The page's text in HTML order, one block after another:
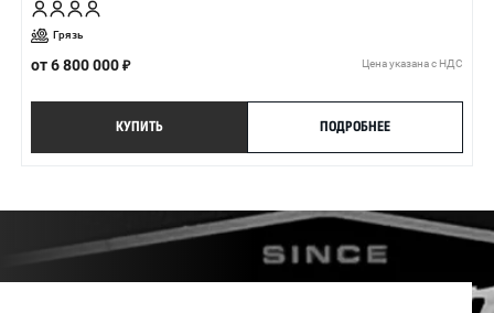
Грязь
от6 800 000 Цена указана с НДС
КУПИТЬ ПОДРОБНЕЕ